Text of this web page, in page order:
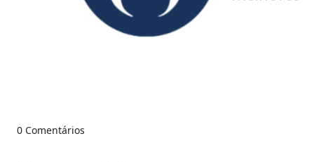
0 Comentários